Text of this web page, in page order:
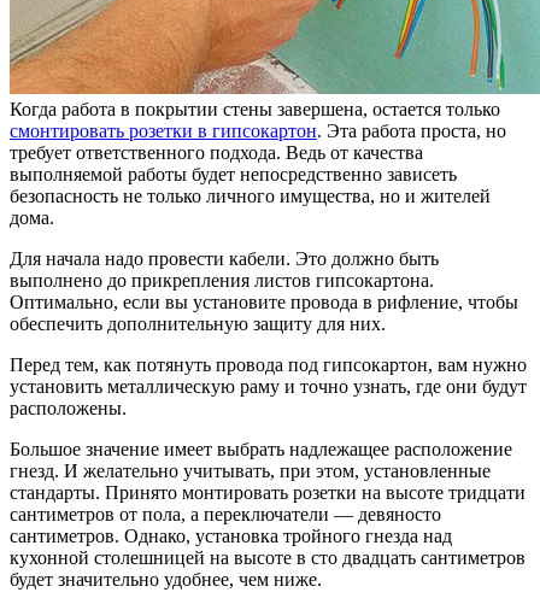
Когда работа в покрытии стены завершена, остается только
смонтировать розетки в гипсокартон. Эта работа проста, но
требует ответственного подхода. Ведь от качества
выполняемой работы будет непосредственно зависеть
безопасность не только личного имущества, но и жителей
дома.
Для начала надо провести кабели. Это должно быть
выполнено до прикрепления листов гипсокартона.
Оптимально, если вы установите провода в рифление, чтобы
обеспечить дополнительную защиту для них.
Перед тем, как потянуть провода под гипсокартон, вам нужно
установить металлическую раму и точно узнать, где они будут
расположены.
Большое значение имеет выбрать надлежащее расположение
гнезд. И желательно учитывать, при этом, установленные
стандарты. Принято монтировать розетки на высоте тридцати
сантиметров от пола, а переключатели — девяносто
сантиметров. Однако, установка тройного гнезда над
кухонной столешницей на высоте в сто двадцать сантиметров
будет значительно удобнее, чем ниже.